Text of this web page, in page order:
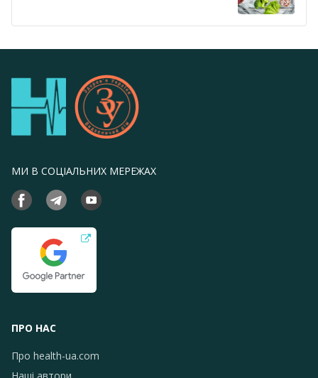
МИ В СОЦІАЛЬНИХ МЕРЕЖАХ
ПРО НАС
Про health-ua.com
Наші автори